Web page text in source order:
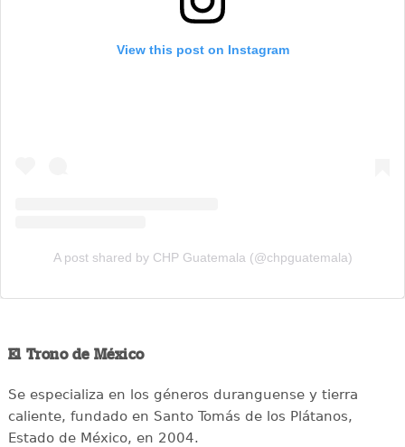
View this post on Instagram
A post shared by CHP Guatemala (@chpguatemala)
El Trono de México
Se especializa en los géneros duranguense y tierra
caliente, fundado en Santo Tomás de los Plátanos,
Estado de México, en 2004.